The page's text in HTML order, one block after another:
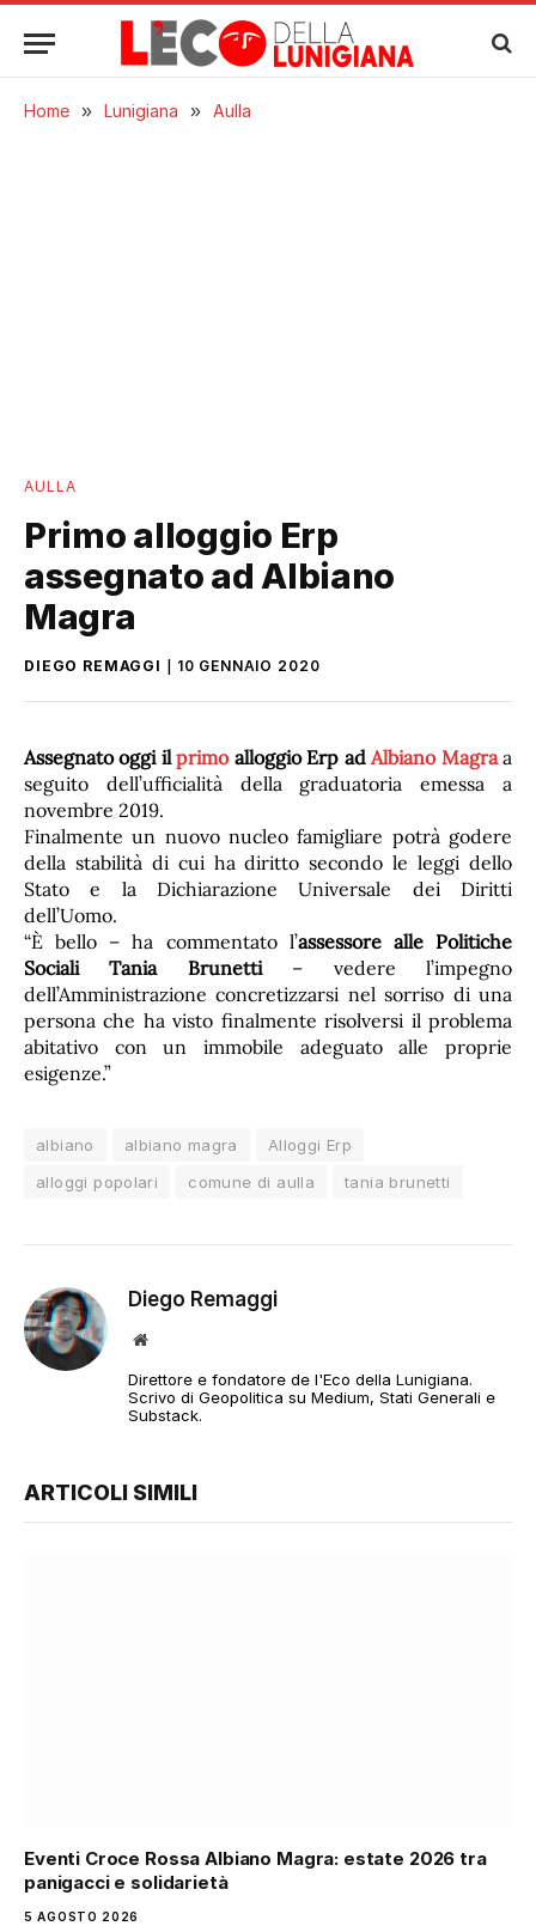
Home » Lunigiana » Aulla
AULLA
Primo alloggio Erp
assegnato ad Albiano
Magra
DIEGO REMAGGI 10 GENNAIO 2020
Assegnato oggi ilprimoalloggio Erp adAlbiano Magraa
seguito dell’ufficialità della graduatoria emessa a
novembre 2019.
Finalmente un nuovo nucleo famigliare potrà godere
della stabilità di cui ha diritto secondo le leggi dello
Stato e la Dichiarazione Universale dei Diritti
dell’Uomo.
“È bello – ha commentato l’assessore alle Politiche
Sociali Tania Brunetti– vedere l’impegno
dell’Amministrazione concretizzarsi nel sorriso di una
persona che ha visto finalmente risolversi il problema
abitativo con un immobile adeguato alle proprie
esigenze.”
albiano albiano magra
Alloggi Erp
alloggi popolari
comune di aulla tania brunetti
Diego Remaggi
Sito
Direttore e fondatore de l'Eco della Lunigiana.
Scrivo di Geopolitica su Medium, Stati Generali e
Substack.
ARTICOLI SIMILI
Eventi Croce Rossa Albiano Magra: estate 2026 tra
panigacci e solidarietà
5 AGOSTO 2026